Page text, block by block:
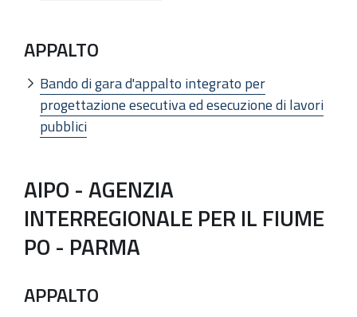
APPALTO
Bando di gara d'appalto integrato per
progettazione esecutiva ed esecuzione di lavori
pubblici
AIPO - AGENZIA
INTERREGIONALE PER IL FIUME
PO - PARMA
APPALTO